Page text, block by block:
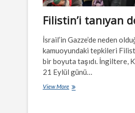
Filistin’i tanıyan
İsrail’in Gazze’de neden
kamuoyundaki tepkileri
bir boyuta taşıdı. İngiltere,
21 Eylül günü…
View MoreFilistin’i